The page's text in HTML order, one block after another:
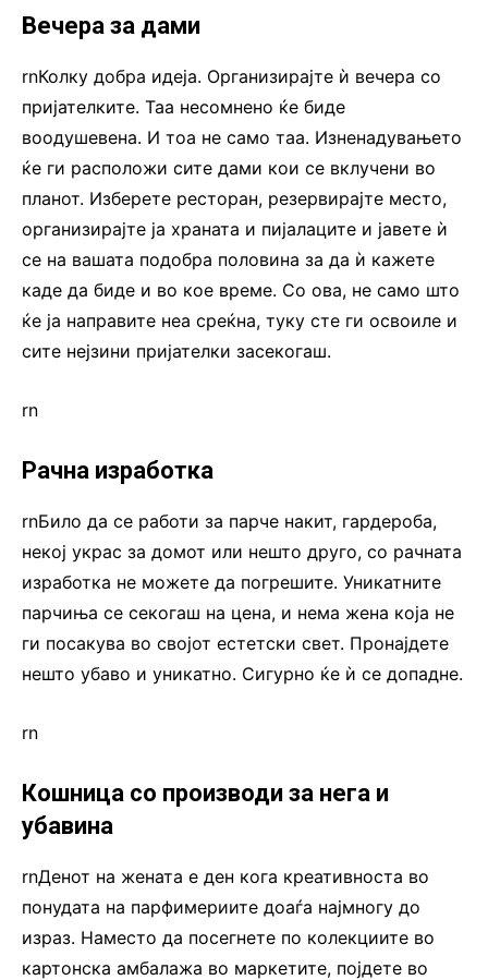
Вечера за дами
rnКолку добра идеја. Организирајте ѝ вечера со
пријателките. Таа несомнено ќе биде
воодушевена. И тоа не само таа. Изненадувањето
ќе ги расположи сите дами кои се вклучени во
планот. Изберете ресторан, резервирајте место,
организирајте ја храната и пијалаците и јавете ѝ
се на вашата подобра половина за да ѝ кажете
каде да биде и во кое време. Со ова, не само што
ќе ја направите неа среќна, туку сте ги освоиле и
сите нејзини пријателки засекогаш.
rn
Рачна изработка
rnБило да се работи за парче накит, гардероба,
некој украс за домот или нешто друго, со рачната
изработка не можете да погрешите. Уникатните
парчиња се секогаш на цена, и нема жена која не
ги посакува во својот естетски свет. Пронајдете
нешто убаво и уникатно. Сигурно ќе ѝ се допадне.
rn
Кошница со производи за нега и
убавина
rnДенот на жената е ден кога креативноста во
понудата на парфимериите доаѓа најмногу до
израз. Наместо да посегнете по колекциите во
картонска амбалажа во маркетите, појдете во